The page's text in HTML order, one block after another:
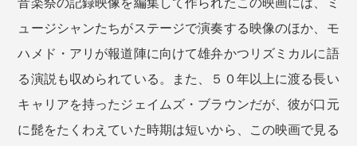
ュージシャンたちがステージで演奏する映像のほか、モ
ハメド・アリが報道陣に向けて雄弁かつリズミカルに語
る演説も収められている。また、５０年以上に渡る長い
キャリアを持ったジェイムズ・ブラウンだが、彼が口元
に髭をたくわえていた時期は短いから、この映画で見る